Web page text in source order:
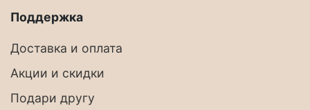
Поддержка
Доставка и оплата
Акции и скидки
Подари другу